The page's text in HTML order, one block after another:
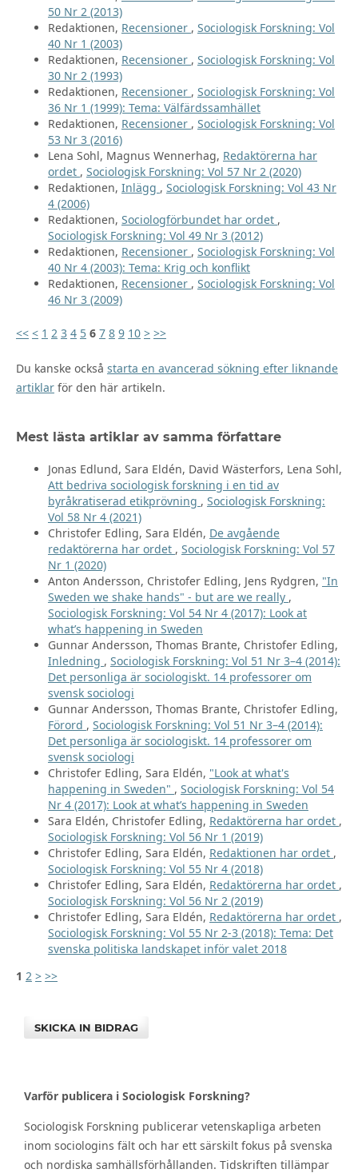
50 Nr 2 (2013)
Redaktionen, Recensioner , Sociologisk Forskning: Vol
40 Nr 1 (2003)
Redaktionen, Recensioner , Sociologisk Forskning: Vol
30 Nr 2 (1993)
Redaktionen, Recensioner , Sociologisk Forskning: Vol
36 Nr 1 (1999): Tema: Välfärdssamhället
Redaktionen, Recensioner , Sociologisk Forskning: Vol
53 Nr 3 (2016)
Lena Sohl, Magnus Wennerhag, Redaktörerna har
ordet , Sociologisk Forskning: Vol 57 Nr 2 (2020)
Redaktionen, Inlägg , Sociologisk Forskning: Vol 43 Nr
4 (2006)
Redaktionen, Sociologförbundet har ordet ,
Sociologisk Forskning: Vol 49 Nr 3 (2012)
Redaktionen, Recensioner , Sociologisk Forskning: Vol
40 Nr 4 (2003): Tema: Krig och konflikt
Redaktionen, Recensioner , Sociologisk Forskning: Vol
46 Nr 3 (2009)
<< < 1 2 3 4 5 6 7 8 9 10 > >>
Du kanske också starta en avancerad sökning efter liknande
artiklarför den här artikeln.
Mest lästa artiklar av samma författare
Jonas Edlund, Sara Eldén, David Wästerfors, Lena Sohl,
Att bedriva sociologisk forskning i en tid av
byråkratiserad etikprövning , Sociologisk Forskning:
Vol 58 Nr 4 (2021)
Christofer Edling, Sara Eldén, De avgående
redaktörerna har ordet , Sociologisk Forskning: Vol 57
Nr 1 (2020)
Anton Andersson, Christofer Edling, Jens Rydgren, "In
Sweden we shake hands" - but are we really ,
Sociologisk Forskning: Vol 54 Nr 4 (2017): Look at
what’s happening in Sweden
Gunnar Andersson, Thomas Brante, Christofer Edling,
Inledning , Sociologisk Forskning: Vol 51 Nr 3–4 (2014):
Det personliga är sociologiskt. 14 professorer om
svensk sociologi
Gunnar Andersson, Thomas Brante, Christofer Edling,
Förord , Sociologisk Forskning: Vol 51 Nr 3–4 (2014):
Det personliga är sociologiskt. 14 professorer om
svensk sociologi
Christofer Edling, Sara Eldén, "Look at what's
happening in Sweden" , Sociologisk Forskning: Vol 54
Nr 4 (2017): Look at what’s happening in Sweden
Sara Eldén, Christofer Edling, Redaktörerna har ordet ,
Sociologisk Forskning: Vol 56 Nr 1 (2019)
Christofer Edling, Sara Eldén, Redaktionen har ordet ,
Sociologisk Forskning: Vol 55 Nr 4 (2018)
Christofer Edling, Sara Eldén, Redaktörerna har ordet ,
Sociologisk Forskning: Vol 56 Nr 2 (2019)
Christofer Edling, Sara Eldén, Redaktörerna har ordet ,
Sociologisk Forskning: Vol 55 Nr 2-3 (2018): Tema: Det
svenska politiska landskapet inför valet 2018
1 2 > >>
SKICKA IN BIDRAG
Varför publicera i Sociologisk Forskning?
Sociologisk Forskning publicerar vetenskapliga arbeten
inom sociologins fält och har ett särskilt fokus på svenska
och nordiska samhällsförhållanden. Tidskriften tillämpar